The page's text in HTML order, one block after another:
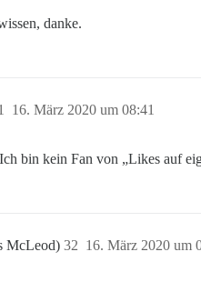
danke.
16. März 2020 um 08:41
bin kein Fan von „Likes auf
McLeod) 16. März 2020 um
32